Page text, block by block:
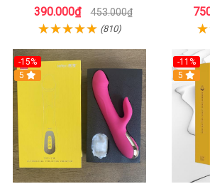
Cực Mạnh
390.000₫ 453.000₫
(810)
-15%
5
-11%
5